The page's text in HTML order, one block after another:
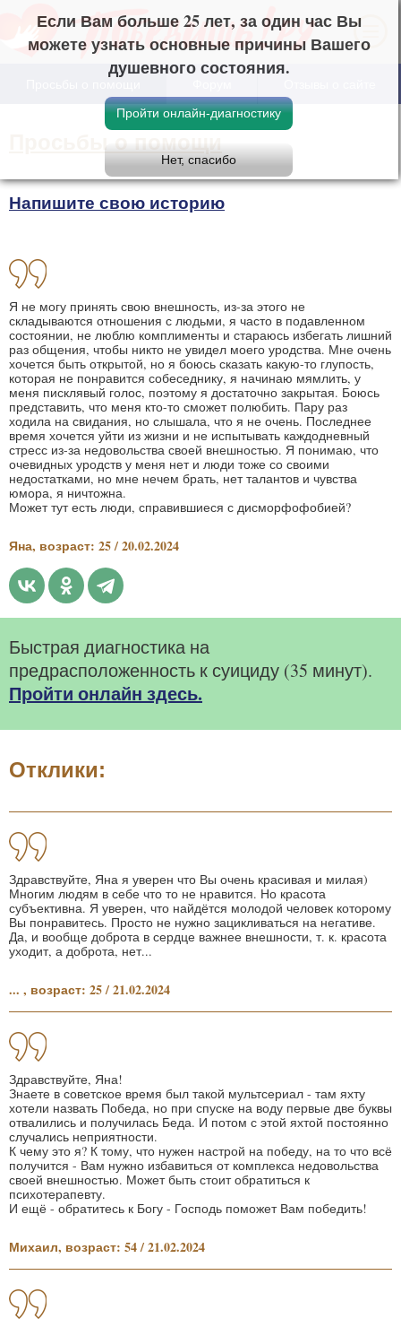
Если Вам больше 25 лет, за один час Вы
можете узнать основные причины Вашего
душевного состояния.
Просьбы о помощи
Напишите свою историю
Я не могу принять свою внешность, из-за этого не
складываются отношения с людьми, я часто в подавленном
состоянии, не люблю комплименты и стараюсь избегать лишний
раз общения, чтобы никто не увидел моего уродства. Мне очень
хочется быть открытой, но я боюсь сказать какую-то глупость,
которая не понравится собеседнику, я начинаю мямлить, у
меня писклявый голос, поэтому я достаточно закрытая. Боюсь
представить, что меня кто-то сможет полюбить. Пару раз
ходила на свидания, но слышала, что я не очень. Последнее
время хочется уйти из жизни и не испытывать каждодневный
стресс из-за недовольства своей внешностью. Я понимаю, что
очевидных уродств у меня нет и люди тоже со своими
недостатками, но мне нечем брать, нет талантов и чувства
юмора, я ничтожна.
Может тут есть люди, справившиеся с дисморфофобией?
Яна, возраст: 25 / 20.02.2024
Быстрая диагностика на
предрасположенность к суициду (35 минут).
Пройти онлайн здесь.
Отклики:
Здравствуйте, Яна я уверен что Вы очень красивая и милая)
Многим людям в себе что то не нравится. Но красота
субъективна. Я уверен, что найдётся молодой человек которому
Вы понравитесь. Просто не нужно зацикливаться на негативе.
Да, и вообще доброта в сердце важнее внешности, т. к. красота
уходит, а доброта, нет...
... , возраст: 25 / 21.02.2024
Здравствуйте, Яна!
Знаете в советское время был такой мультсериал - там яхту
хотели назвать Победа, но при спуске на воду первые две буквы
отвалились и получилась Беда. И потом с этой яхтой постоянно
случались неприятности.
К чему это я? К тому, что нужен настрой на победу, на то что всё
получится - Вам нужно избавиться от комплекса недовольства
своей внешностью. Может быть стоит обратиться к
психотерапевту.
И ещё - обратитесь к Богу - Господь поможет Вам победить!
Михаил, возраст: 54 / 21.02.2024